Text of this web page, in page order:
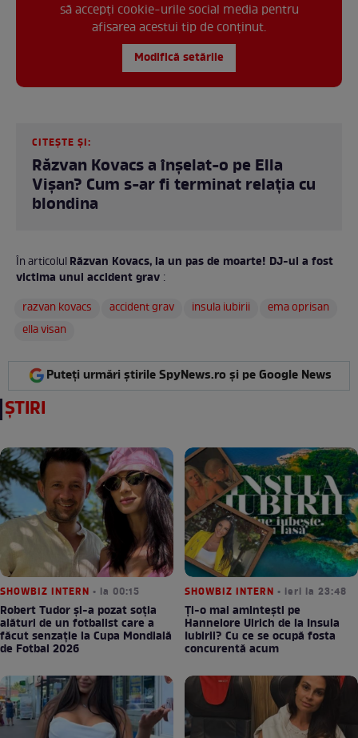
să accepți cookie-urile social media pentru
afisarea acestui tip de conținut.
Modifică setările
CITEȘTE ȘI:
Răzvan Kovacs a înșelat-o pe Ella
Vișan? Cum s-ar fi terminat relația cu
blondina
În articolulRăzvan Kovacs, la un pas de moarte! DJ-ul a fost
victima unui accident grav :
razvan kovacs
accident grav insula iubirii
ema oprisan
ella visan
Puteți urmări știrile SpyNews.ro și pe Google News
ȘTIRI
SHOWBIZ INTERN • la 00:15
Robert Tudor și-a pozat soția
alături de un fotbalist care a
făcut senzație la Cupa Mondială
de Fotbal 2026
SHOWBIZ INTERN • ieri la 23:48
Ți-o mai amintești pe
Hannelore Ulrich de la Insula
Iubirii? Cu ce se ocupă fosta
concurentă acum